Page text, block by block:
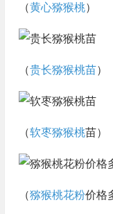
（黄心猕猴桃）
（贵长猕猴桃苗）
（软枣猕猴桃苗）
（猕猴桃花粉价格